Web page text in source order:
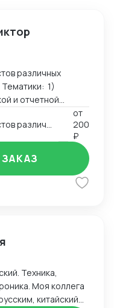
различных
1)
и отчетной
аналитические
рисками,
в
в нескольких
системы
2)
документы
контракты,
Редактирование и перевод текстов различных тематик (английский-русский; русский-английский)
от
200
₽
Техника,
Моя коллега
китайский